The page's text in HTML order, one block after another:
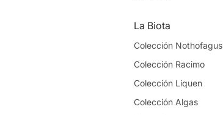
La Biota
Colección Nothofagus
Colección Racimo
Colección Liquen
Colección Algas